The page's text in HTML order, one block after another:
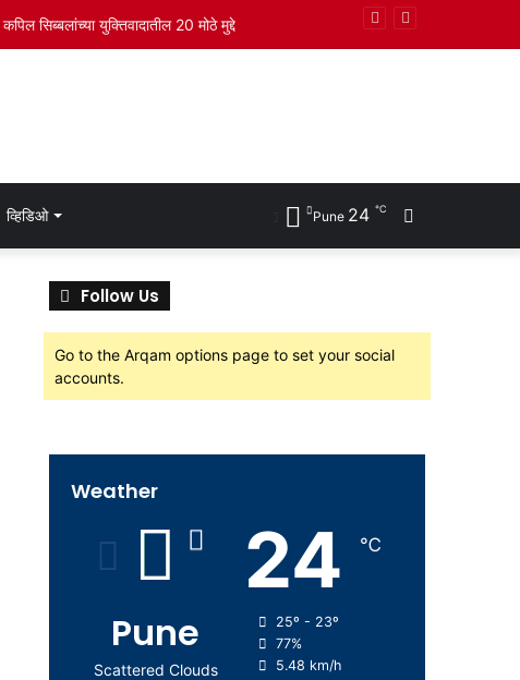
यांची नियुक्ती
व्हिडिओ Pune 24 ℃
Follow Us
Go to the Arqam options page to set your social
accounts.
Weather
Pune
Scattered Clouds
24 ℃
25º - 23º
77%
5.48 km/h